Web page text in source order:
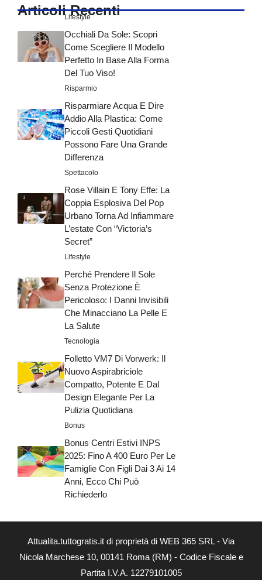
Articoli Recenti
Lifestyle
Occhiali Da Sole: Scopri
Come Scegliere Il Modello
Perfetto In Base Alla Forma
Del Tuo Viso!
Risparmio
Risparmiare Acqua E Dire
Addio Alla Plastica: Come
Piccoli Gesti Quotidiani
Possono Fare Una Grande
Differenza
Spettacolo
Rose Villain E Tony Effe: La
Coppia Esplosiva Del Pop
Urbano Torna Ad Infiammare
L’estate Con “Victoria’s
Secret”
Lifestyle
Perché Prendere Il Sole
Senza Protezione È
Pericoloso: I Danni Invisibili
Che Minacciano La Pelle E
La Salute
Tecnologia
Folletto VM7 Di Vorwerk: Il
Nuovo Aspirabriciole
Compatto, Potente E Dal
Design Elegante Per La
Pulizia Quotidiana
Bonus
Bonus Centri Estivi INPS
2025: Fino A 400 Euro Per Le
Famiglie Con Figli Dai 3 Ai 14
Anni, Ecco Chi Può
Richiederlo
Attualita.tuttogratis.it di proprietà di WEB 365 SRL - Via
Nicola Marchese 10, 00141 Roma (RM) - Codice Fiscale e
Partita I.V.A. 12279101005